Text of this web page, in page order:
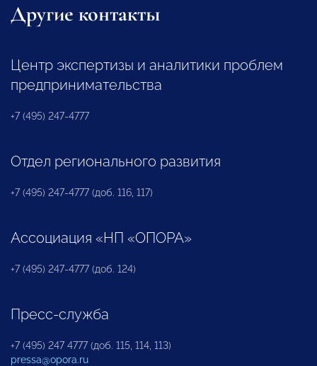
Другие контакты
Центр экспертизы и аналитики проблем
предпринимательства
+7 (495) 247-4777
Отдел регионального развития
+7 (495) 247-4777 (доб. 116, 117)
Ассоциация «НП «ОПОРА»
+7 (495) 247-4777 (доб. 124)
Пресс-служба
+7 (495) 247 4777 (доб. 115, 114, 113)
pressa@opora.ru